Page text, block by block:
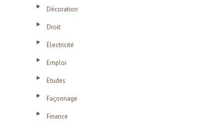
Décoration
Droit
Electricité
Emploi
Etudes
Façonnage
Finance